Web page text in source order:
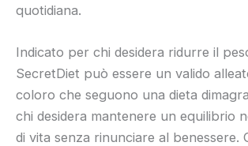
quotidiana.
Indicato per chi desidera ridurre il
SecretDiet può essere un valido
coloro che seguono una dieta
chi desidera mantenere un equilibrio
di vita senza rinunciare al benessere.